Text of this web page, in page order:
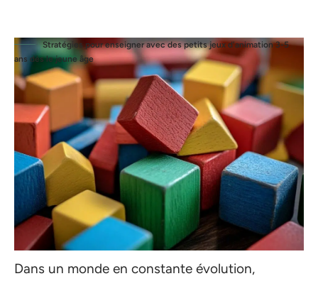
Stratégies pour enseigner avec des petits jeux d'animation 3-5
ans dès le jeune âge
Dans un monde en constante évolution,